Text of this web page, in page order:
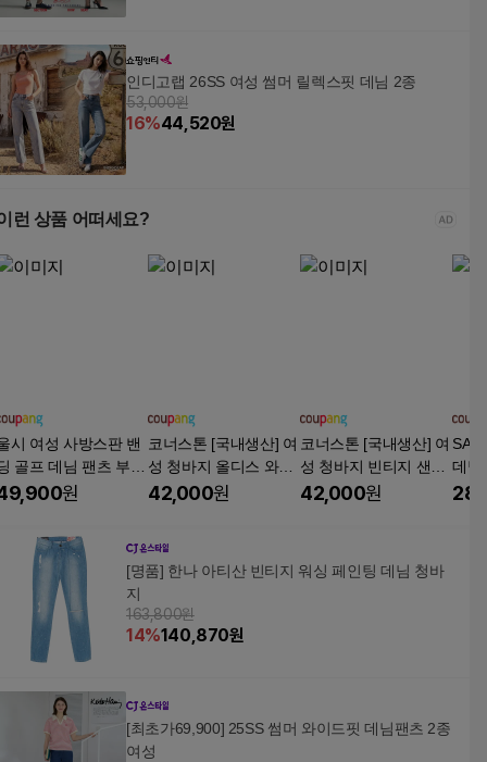
인디고랩 26SS 여성 썸머 릴렉스핏 데님 2종
53,000원
16%44,520원
런 상품 어떠세요?
시 여성 사방스판 밴
골프 데님 팬츠 부츠
연청 진청
원
코너스톤 [국내생산] 여
성 청바지 올디스 와이
드 W1D4151
42,000원
코너스톤 [국내생산] 여
성 청바지 빈티지 샌드
와이드 W1D3251
42,000원
데님
딩
[명품] 한나 아티산 빈티지 워싱 페인팅 데님 청바
지
163,800원
14%140,870원
[최초가69,900] 25SS 썸머 와이드핏 데님팬츠 2종
여성